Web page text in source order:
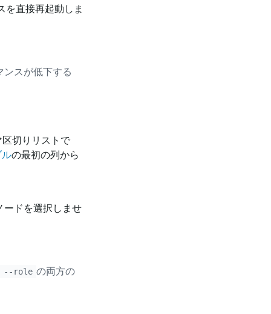
を直接再起動しま
ンスが低下する
切りリストで
の最初の列から
ードを選択しませ
--role の両方の